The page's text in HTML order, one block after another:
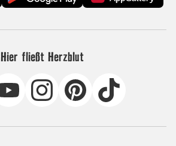
Hier fließt Herzblut